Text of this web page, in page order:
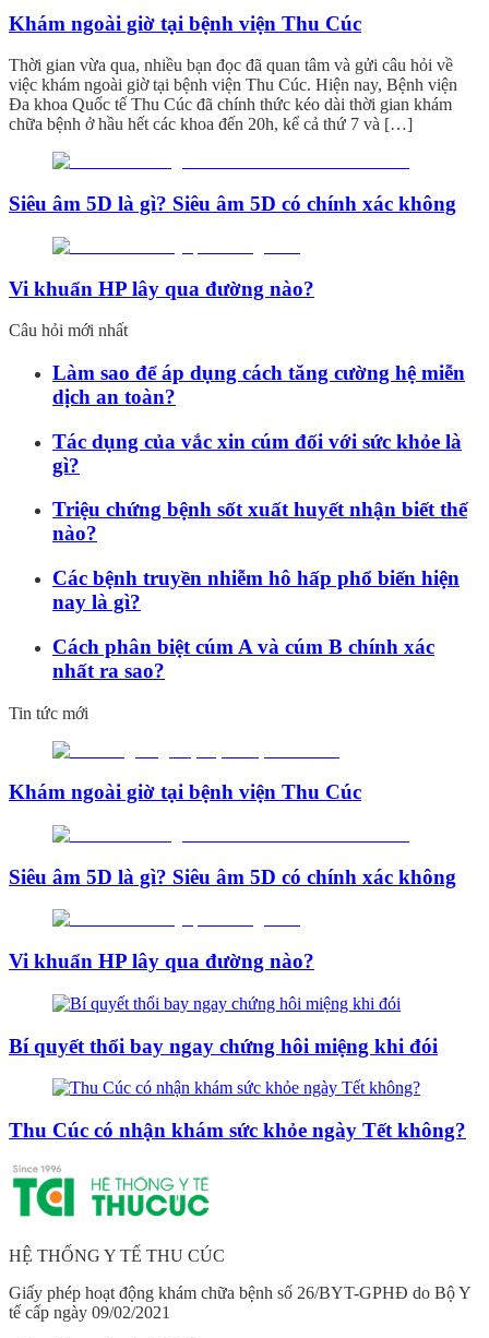
Khám ngoài giờ tại bệnh viện Thu Cúc
Thời gian vừa qua, nhiều bạn đọc đã quan tâm và gửi câu hỏi về
việc khám ngoài giờ tại bệnh viện Thu Cúc. Hiện nay, Bệnh viện
Đa khoa Quốc tế Thu Cúc đã chính thức kéo dài thời gian khám
chữa bệnh ở hầu hết các khoa đến 20h, kể cả thứ 7 và […]
Siêu âm 5D là gì? Siêu âm 5D có chính xác không
Vi khuẩn HP lây qua đường nào?
Câu hỏi mới nhất
Làm sao để áp dụng cách tăng cường hệ miễn
dịch an toàn?
Tác dụng của vắc xin cúm đối với sức khỏe là
gì?
Triệu chứng bệnh sốt xuất huyết nhận biết thế
nào?
Các bệnh truyền nhiễm hô hấp phổ biến hiện
nay là gì?
Cách phân biệt cúm A và cúm B chính xác
nhất ra sao?
Tin tức mới
Khám ngoài giờ tại bệnh viện Thu Cúc
Siêu âm 5D là gì? Siêu âm 5D có chính xác không
Vi khuẩn HP lây qua đường nào?
Bí quyết thổi bay ngay chứng hôi miệng khi đói
Thu Cúc có nhận khám sức khỏe ngày Tết không?
HỆ THỐNG Y TẾ THU CÚC
Giấy phép hoạt động khám chữa bệnh số 26/BYT-GPHĐ do Bộ Y
tế cấp ngày 09/02/2021